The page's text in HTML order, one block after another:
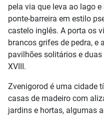
pela via que leva ao lago
ponte-barreira em estilo
castelo inglês. A porta os
brancos grifes de pedra, e
pavilhões solitários e
XVIII.
Zvenigorod é uma cidade
casas de madeiro com
jardins e hortas, algumas